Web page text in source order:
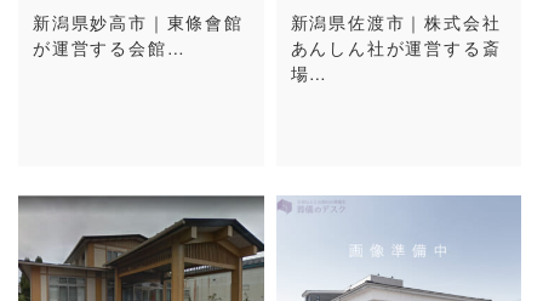
新潟県妙高市｜東條會館
が運営する会館…
新潟県佐渡市｜株式会社
あんしん社が運営する斎
場…